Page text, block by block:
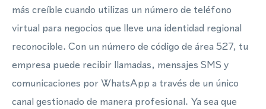
más creíble cuando utilizas un número de teléfono
virtual para negocios que lleve una identidad regional
reconocible. Con un número de código de área 527, tu
empresa puede recibir llamadas, mensajes SMS y
comunicaciones por WhatsApp a través de un único
canal gestionado de manera profesional. Ya sea que